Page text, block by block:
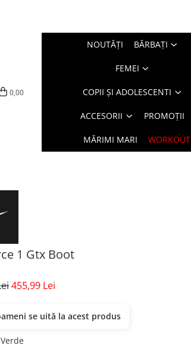
0,00
NOUTĂŢI BĂRBAŢI
FEMEI
COPII ȘI ADOLESCENTI
ACCESORII PROMOȚII
MĂRIMI MARI WORKOUT
1 Gtx Boot
455,99 Lei
se uită la acest produs
Verde